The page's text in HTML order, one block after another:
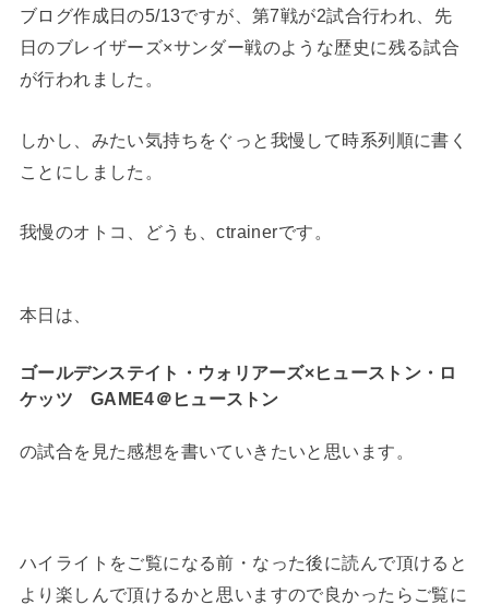
ブログ作成日の5/13ですが、第7戦が2試合行われ、先
日のブレイザーズ×サンダー戦のような歴史に残る試合
が行われました。
しかし、みたい気持ちをぐっと我慢して時系列順に書く
ことにしました。
我慢のオトコ、どうも、ctrainerです。
本日は、
ゴールデンステイト・ウォリアーズ×ヒューストン・ロ
ケッツ GAME4＠ヒューストン
の試合を見た感想を書いていきたいと思います。
ハイライトをご覧になる前・なった後に読んで頂けると
より楽しんで頂けるかと思いますので良かったらご覧に